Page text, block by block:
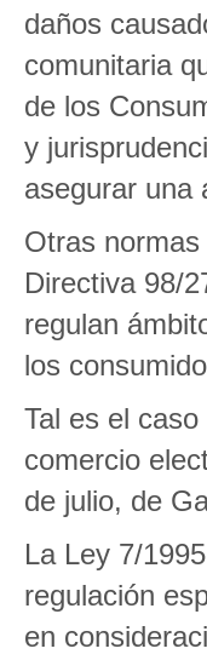
daños
comunitaria
de los
y
asegurar una
Otras
Directiva 98/
regulan
los
Tal es el
comercio
de julio, de
La Ley 7/
regulación
en